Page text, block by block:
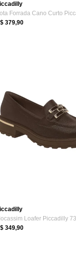
379,90
349,90